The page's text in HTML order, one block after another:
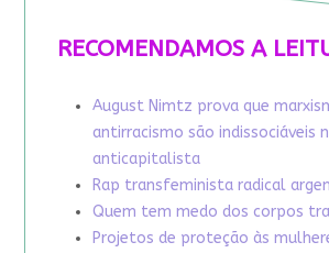
RECOMENDAMOS A
August Nimtz prova que
antirracismo são indissociáveis
anticapitalista
Rap transfeminista radical
Quem tem medo dos corpos
Projetos de proteção às